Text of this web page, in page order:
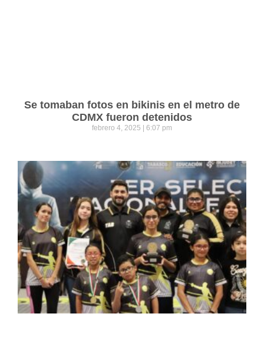
Se tomaban fotos en bikinis en el metro de
CDMX fueron detenidos
febrero 4, 2025 6:07 pm